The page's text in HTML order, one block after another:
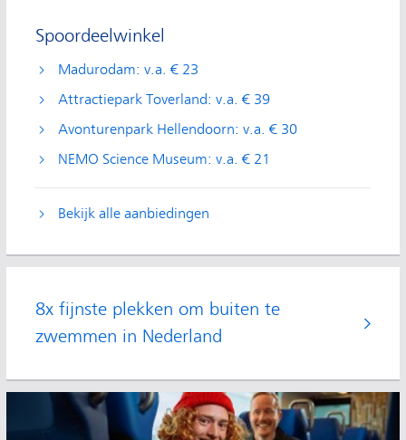
Spoordeelwinkel
Madurodam: v.a. € 23
Attractiepark Toverland: v.a. € 39
Avonturenpark Hellendoorn: v.a. € 30
NEMO Science Museum: v.a. € 21
Bekijk alle aanbiedingen
8x fijnste plekken om buiten te
zwemmen in Nederland